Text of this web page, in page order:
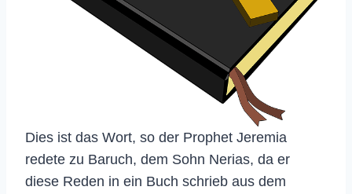
Dies ist das Wort, so der Prophet Jeremia
redete zu Baruch, dem Sohn Nerias, da er
diese Reden in ein Buch schrieb aus dem